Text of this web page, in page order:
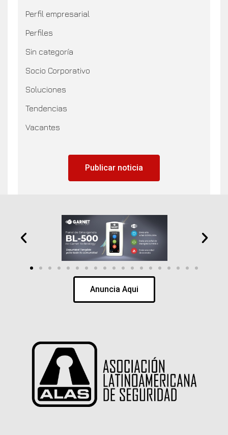
Perfil empresarial
Perfiles
Sin categoría
Socio Corporativo
Soluciones
Tendencias
Vacantes
Publicar noticia
Anuncia Aqui